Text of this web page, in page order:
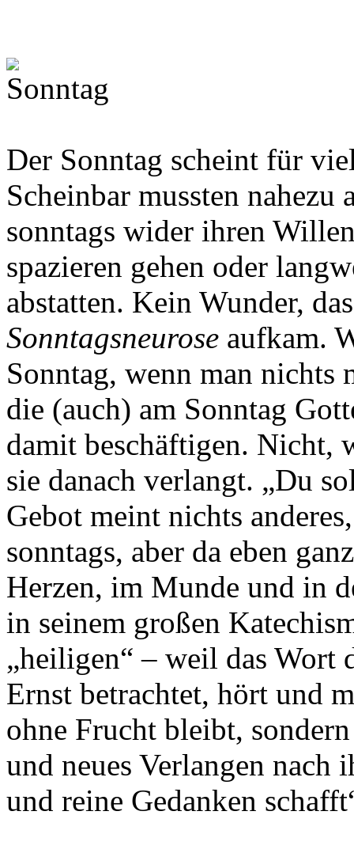
Der Sonntag scheint für
Scheinbar mussten
sonntags wider ihren
spazieren gehen oder
abstatten. Kein Wunder,
Sonntagsneurose aufkam.
Sonntag, wenn man nichts
die (auch) am Sonntag
damit beschäftigen. Nicht,
sie danach verlangt. „Du
Gebot meint nichts
sonntags, aber da eben
Herzen, im Munde und in
in seinem großen
„heiligen“ – weil das Wort
Ernst betrachtet, hört und
ohne Frucht bleibt,
und neues Verlangen nach
und reine Gedanken